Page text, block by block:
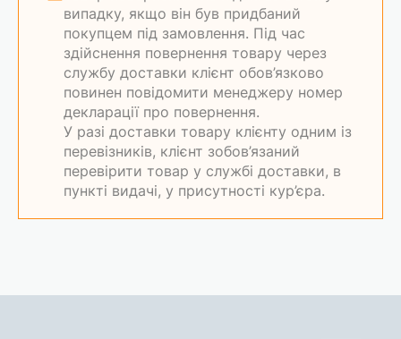
випадку, якщо він був придбаний
покупцем під замовлення. Під час
здійснення повернення товару через
службу доставки клієнт обов’язково
повинен повідомити менеджеру номер
декларації про повернення.
У разі доставки товару клієнту одним із
перевізників, клієнт зобов’язаний
перевірити товар у службі доставки, в
пункті видачі, у присутності кур’єра.